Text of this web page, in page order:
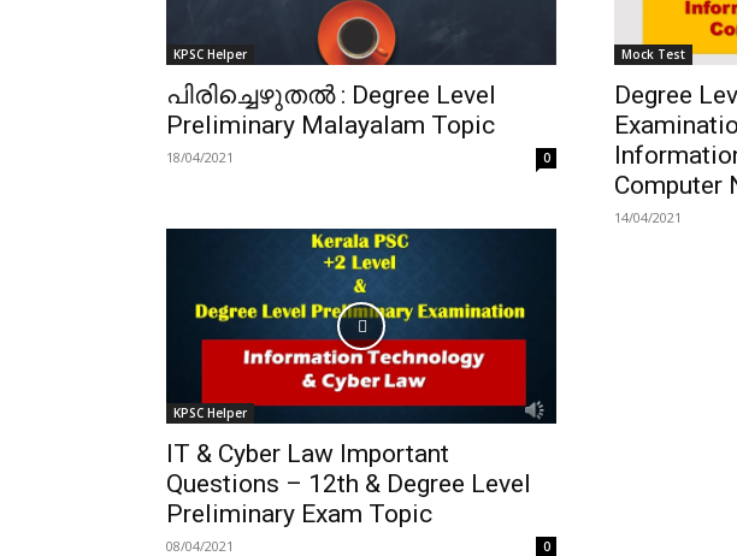
KPSC Helper
പിരിച്ചെഴുതൽ : Degree Level
Preliminary Malayalam Topic
18/04/2021 0
Mock Test
Degree
Computer
14/04/2021
KPSC Helper
IT & Cyber Law Important
Questions – 12th & Degree Level
Preliminary Exam Topic
08/04/2021 0